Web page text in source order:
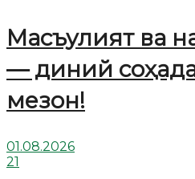
Масъулият ва
— диний
мезон!
01.08.2026
21